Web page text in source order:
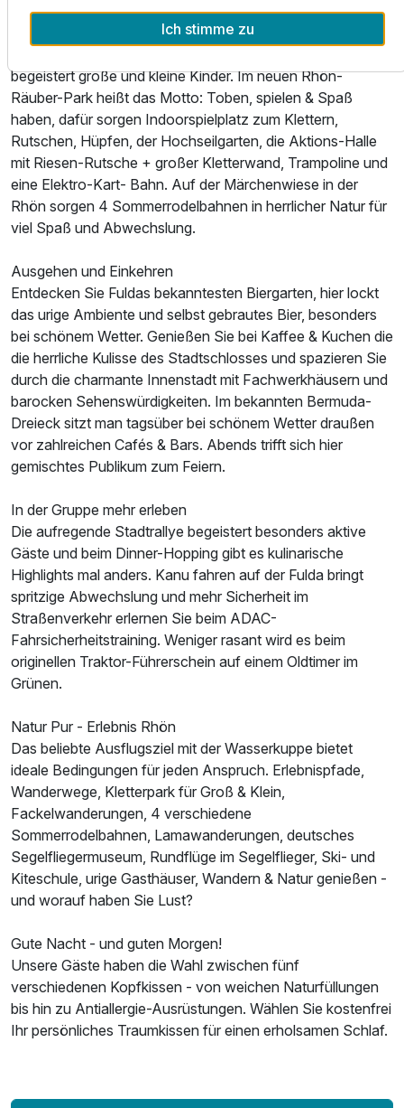
Kinder-Spaß
Die Kinderakademie - das erste deutsche Kindermuseum -
begeistert große und kleine Kinder. Im neuen Rhön-
Räuber-Park heißt das Motto: Toben, spielen & Spaß
haben, dafür sorgen Indoorspielplatz zum Klettern,
Rutschen, Hüpfen, der Hochseilgarten, die Aktions-Halle
mit Riesen-Rutsche + großer Kletterwand, Trampoline und
eine Elektro-Kart- Bahn. Auf der Märchenwiese in der
Rhön sorgen 4 Sommerrodelbahnen in herrlicher Natur für
viel Spaß und Abwechslung.
Ausgehen und Einkehren
Entdecken Sie Fuldas bekanntesten Biergarten, hier lockt
das urige Ambiente und selbst gebrautes Bier, besonders
bei schönem Wetter. Genießen Sie bei Kaffee & Kuchen die
die herrliche Kulisse des Stadtschlosses und spazieren Sie
durch die charmante Innenstadt mit Fachwerkhäusern und
barocken Sehenswürdigkeiten. Im bekannten Bermuda-
Dreieck sitzt man tagsüber bei schönem Wetter draußen
vor zahlreichen Cafés & Bars. Abends trifft sich hier
gemischtes Publikum zum Feiern.
In der Gruppe mehr erleben
Die aufregende Stadtrallye begeistert besonders aktive
Gäste und beim Dinner-Hopping gibt es kulinarische
Highlights mal anders. Kanu fahren auf der Fulda bringt
spritzige Abwechslung und mehr Sicherheit im
Straßenverkehr erlernen Sie beim ADAC-
Fahrsicherheitstraining. Weniger rasant wird es beim
originellen Traktor-Führerschein auf einem Oldtimer im
Grünen.
Natur Pur - Erlebnis Rhön
Das beliebte Ausflugsziel mit der Wasserkuppe bietet
ideale Bedingungen für jeden Anspruch. Erlebnispfade,
Wanderwege, Kletterpark für Groß & Klein,
Fackelwanderungen, 4 verschiedene
Sommerrodelbahnen, Lamawanderungen, deutsches
Segelfliegermuseum, Rundflüge im Segelflieger, Ski- und
Kiteschule, urige Gasthäuser, Wandern & Natur genießen -
und worauf haben Sie Lust?
Gute Nacht - und guten Morgen!
Unsere Gäste haben die Wahl zwischen fünf
verschiedenen Kopfkissen - von weichen Naturfüllungen
bis hin zu Antiallergie-Ausrüstungen. Wählen Sie kostenfrei
Ihr persönliches Traumkissen für einen erholsamen Schlaf.
Ich stimme zu